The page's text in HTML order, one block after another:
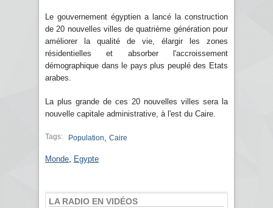
Le gouvernement égyptien a lancé la construction
de 20 nouvelles villes de quatrième génération pour
améliorer la qualité de vie, élargir les zones
résidentielles et absorber l'accroissement
démographique dans le pays plus peuplé des Etats
arabes.
La plus grande de ces 20 nouvelles villes sera la
nouvelle capitale administrative, à l'est du Caire.
Tags: Population Caire
Monde Egypte
LA RADIO EN VIDÉOS